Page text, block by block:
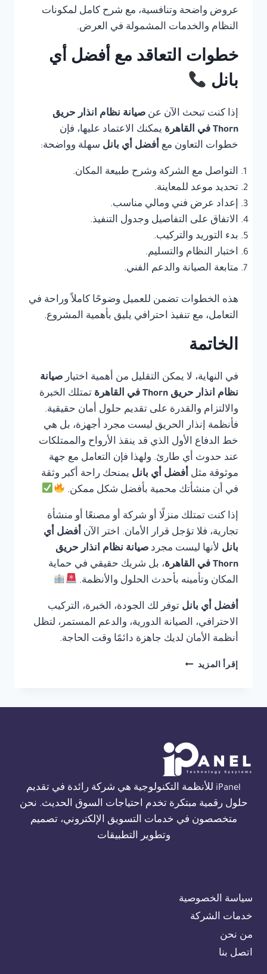
عروض واضحة وتنافسية، مع شرح كامل لمكونات
النظام والخدمات المشمولة في العرض.
خطوات التعاقد مع أفضل أي
بانل
إذا كنت تبحث الآن عن صيانة نظام انذار حريق
Thorn في القاهرة
يمكنك الاعتماد عليها، فإن
خطوات التعاون مع أفضل أي بانل سهلة وواضحة:
التواصل مع الشركة وشرح طبيعة المكان.
تحديد موعد للمعاينة.
إعداد عرض فني ومالي مناسب.
الاتفاق على التفاصيل وجدول التنفيذ.
بدء التوريد والتركيب.
اختبار النظام والتسليم.
متابعة الصيانة والدعم الفني.
هذه الخطوات تضمن للعميل وضوحًا كاملاً وراحة في
التعامل، مع تنفيذ احترافي يليق بأهمية المشروع.
الخاتمة
في النهاية، لا يمكن التقليل من أهمية اختيار صيانة
نظام انذار حريق Thorn في القاهرة
تمتلك الخبرة
والالتزام والقدرة على تقديم حلول أمان حقيقية.
فأنظمة إنذار الحريق ليست مجرد أجهزة، بل هي
خط الدفاع الأول الذي قد ينقذ الأرواح والممتلكات
عند حدوث أي طارئ. ولهذا فإن التعامل مع جهة
موثوقة مثل أفضل أي بانل يمنحك راحة أكبر وثقة
في أن منشأتك محمية بأفضل شكل ممكن.
إذا كنت تمتلك منزلًا أو شركة أو مصنعًا أو منشأة
تجارية، فلا تؤجل قرار الأمان. اختر الآن أفضل أي
بانل لأنها ليست مجرد صيانة نظام انذار حريق
Thorn في القاهرة
، بل شريك حقيقي في حماية
المكان وتأمينه بأحدث الحلول والأنظمة.
أفضل أي بانل توفر لك الجودة، الخبرة، التركيب
الاحترافي، الصيانة الدورية، والدعم المستمر، لتظل
أنظمة الأمان لديك جاهزة دائمًا وقت الحاجة.
إقرأ المزيد صيانة
01554305486
iPanel للأنظمة التكنولوجية هي شركة رائدة في تقديم
حلول رقمية مبتكرة تخدم احتياجات السوق الحديث. نحن
متخصصون في خدمات التسويق الإلكتروني، تصميم
وتطوير التطبيقات
سياسة الخصوصية
خدمات الشركة
من نحن
اتصل بنا